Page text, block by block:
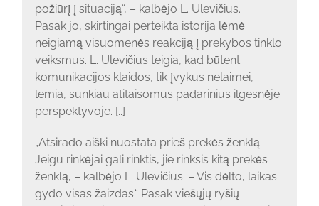
požiūrį į situaciją“, – kalbėjo L. Ulevičius.
Pasak jo, skirtingai perteikta istorija lėmė
neigiamą visuomenės reakciją į prekybos tinklo
veiksmus. L. Ulevičius teigia, kad būtent
komunikacijos klaidos, tik įvykus nelaimei,
lemia, sunkiau atitaisomus padarinius ilgesnėje
perspektyvoje. [..]
„Atsirado aiški nuostata prieš prekės ženklą.
Jeigu rinkėjai gali rinktis, jie rinksis kitą prekės
ženklą, – kalbėjo L. Ulevičius. – Vis dėlto, laikas
gydo visas žaizdas.“ Pasak viešųjų ryšių